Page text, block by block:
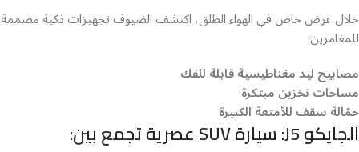
خلال عرض خاص في الهواء الطلق، اكتشف الضيوف تجهيزات ذكية مصممة
للمغامرين:
مصابيح ليد مغناطيسية قابلة للفك
مساحات تخزين مبتكرة
حمّالة سقف للأمتعة الكبيرة
الجايكو J5: سيارة SUV عصرية تجمع بين: